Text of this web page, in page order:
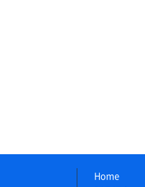
Home